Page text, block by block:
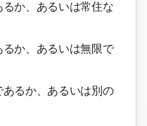
るか、あるいは常住な
るか、あるいは無限で
あるか、あるいは別の